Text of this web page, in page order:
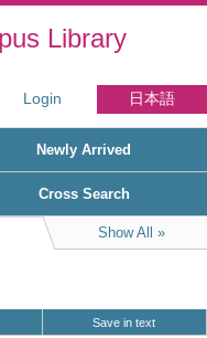
Library
Login 日本語
Newly Arrived
Cross Search
Show All
Save in text